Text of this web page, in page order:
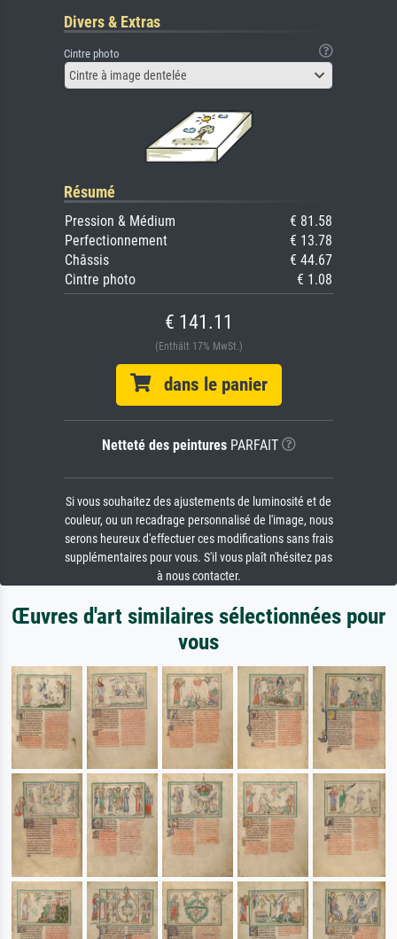
Divers & Extras
Cintre photo
Cintre à image dentelée
Résumé
Pression & Médium
€ 81.58
Perfectionnement
€ 13.78
Châssis
€ 44.67
Cintre photo
€ 1.08
€ 141.11
(Enthält 17% MwSt.)
dans le panier
Netteté des peinturesPARFAIT
Si vous souhaitez des ajustements de luminosité et de
couleur, ou un recadrage personnalisé de l'image, nous
serons heureux d'effectuer ces modifications sans frais
supplémentaires pour vous. S'il vous plaît n'hésitez pas
à nous contacter.
Œuvres d'art similaires sélectionnées pour
vous